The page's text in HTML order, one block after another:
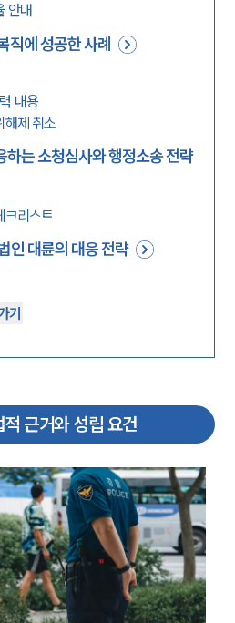
안내
직에 성공한 사례
내용
해제 취소
하는 소청심사와 행정소송 전략
크리스트
인 대륜의 대응 전략
기
근거와 성립 요건